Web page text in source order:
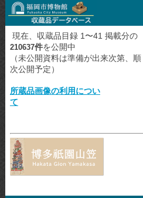
現在、収蔵品目録 1〜41 掲載分の
210637件を公開中
（未公開資料は準備が出来次第、順
次公開予定）
所蔵品画像の利用につい
て